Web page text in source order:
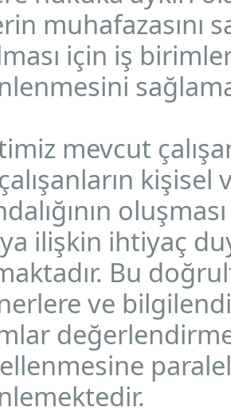
muhafazasını
için iş
mevcut
ilişkin ihtiyaç
Bu
ve